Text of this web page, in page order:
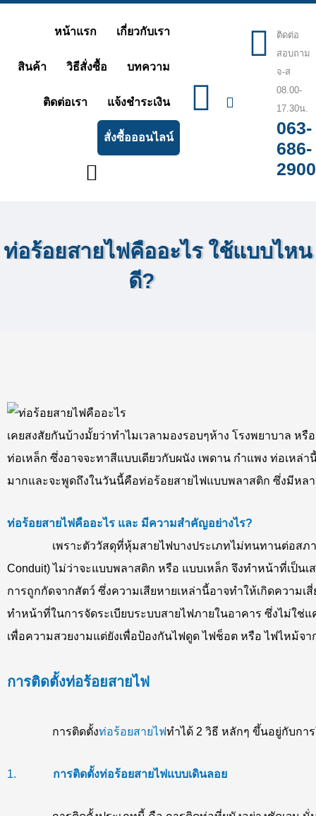
content
หน้าแรก เกี่ยวกับเรา
สินค้า วิธีสั่งซื้อ บทความ
ติดต่อเรา แจ้งชำระเงิน
สั่งซื้อออนไลน์
ติดต่อ
สอบถาม
จ-ส
08.00-
17.30น.
063-
686-
2900
ท่อร้อยสายไฟคืออะไร ใช้แบบไหน
ดี?
เคยสงสัยกันบ้างมั้ยว่าทำไมเวลามองรอบๆห้าง โรงพยาบาล ห
ท่อเหล็ก ซึ่งอาจจะทาสีแบบเดียวกับผนัง เพดาน กำแพง ท่อเหล่
มากและจะพูดถึงในวันนี้คือท่อร้อยสายไฟแบบพลาสติก ซึ่งมีห
ท่อร้อยสายไฟคืออะไร และ มีความสำคัญอย่างไร?
เพราะตัววัสดุที่หุ้มสายไฟบางประเภทไม่ทนทานต่อสภาพ
Conduit) ไม่ว่าจะแบบพลาสติก หรือ แบบเหล็ก จึงทำหน้าที่เป็น
การถูกกัดจากสัตว์ ซึ่งความเสียหายเหล่านี้อาจทำให้เกิดความ
ทำหน้าที่ในการจัดระเบียบระบบสายไฟภายในอาคาร ซึ่งไม่ใช่แ
เพื่อความสวยงามแต่ยังเพื่อป้องกันไฟดูด ไฟช็อต หรือ ไฟไหม้จา
การติดตั้งท่อร้อยสายไฟ
การติดตั้งท่อร้อยสายไฟทำได้ 2 วิธี หลักๆ ขึ้นอยู่กับกา
1. การติดตั้งท่อร้อยสายไฟแบบเดินลอย